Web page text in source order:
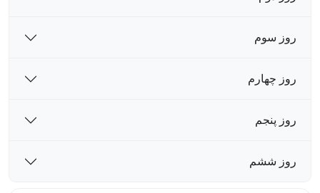
روز سوم
روز چهارم
روز پنجم
روز ششم